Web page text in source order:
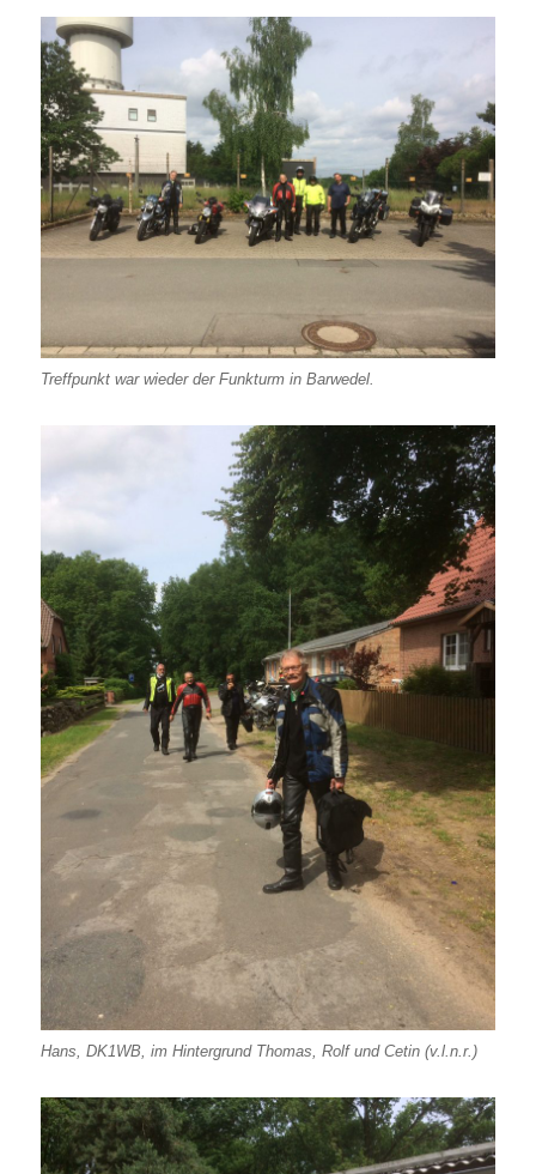
Treffpunkt war wieder der Funkturm in Barwedel.
Hans, DK1WB, im Hintergrund Thomas, Rolf und Cetin (v.l.n.r.)